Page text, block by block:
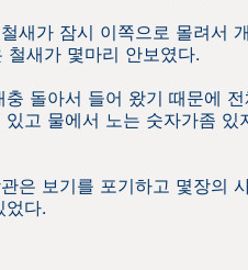
새가 잠시 이쪽으로 몰려서
새가 몇마리 안보였다.
돌아서 들어 왔기 때문에
고 물에서 노는 숫자가좀
은 보기를 포기하고 몇장의
었다.